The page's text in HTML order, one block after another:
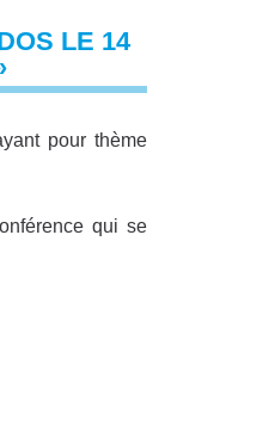
LE 14
pour thème
qui se